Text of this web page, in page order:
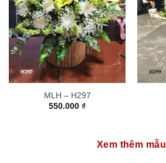
MLH – H297
550.000 ₫
Xem thêm mẫu